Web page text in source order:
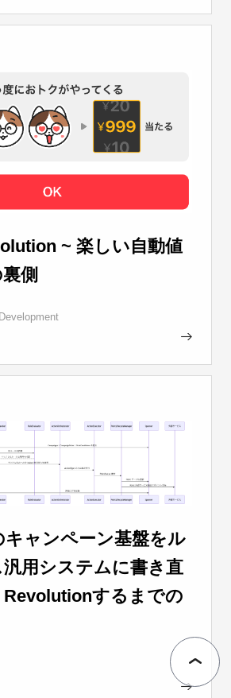
~ 楽しい自動値
側
Development
キャンペーン基盤をル
用システムに書き直
Revolutionするまでの